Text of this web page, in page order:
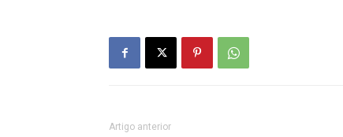
Artigo anterior